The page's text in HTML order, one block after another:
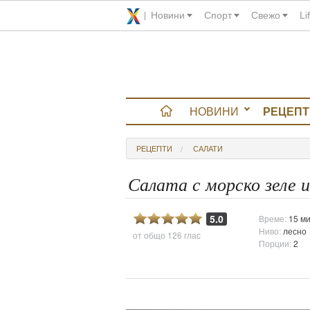
Новини Спорт Свежо
НОВИНИ
РЕЦЕПТИ САЛАТИ
Салата с морско зеле
5.0
от общо 126 глас
Време: 15
Ниво: лесно
Порции:2